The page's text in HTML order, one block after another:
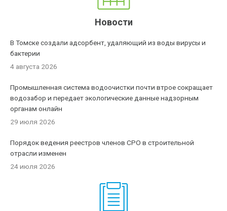
Новости
В Томске создали адсорбент, удаляющий из воды вирусы и
бактерии
4 августа 2026
Промышленная система водоочистки почти втрое сокращает
водозабор и передает экологические данные надзорным
органам онлайн
29 июля 2026
Порядок ведения реестров членов СРО в строительной
отрасли изменен
24 июля 2026